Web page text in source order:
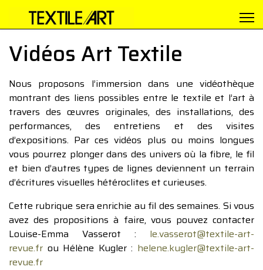
Vidéos Art Textile
Nous proposons l’immersion dans une vidéothèque
montrant des liens possibles entre le textile et l’art à
travers des œuvres originales, des installations, des
performances, des entretiens et des visites
d’expositions. Par ces vidéos plus ou moins longues
vous pourrez plonger dans des univers où la fibre, le fil
et bien d’autres types de lignes deviennent un terrain
d’écritures visuelles hétéroclites et curieuses.
Cette rubrique sera enrichie au fil des semaines. Si vous
avez des propositions à faire, vous pouvez contacter
Louise-Emma Vasserot : le.vasserot@textile-art-
revue.fr ou Hélène Kugler : helene.kugler@textile-art-
revue.fr